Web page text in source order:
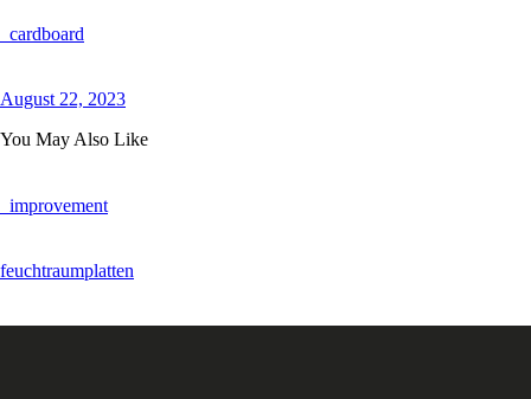
_cardboard
August 22, 2023
You May Also Like
_improvement
feuchtraumplatten